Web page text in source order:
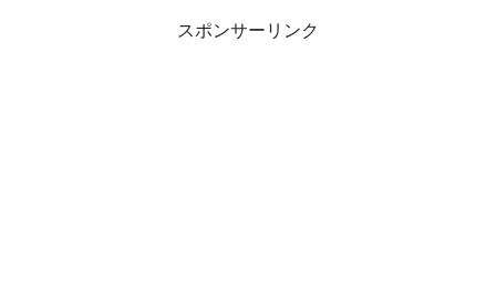
スポンサーリンク